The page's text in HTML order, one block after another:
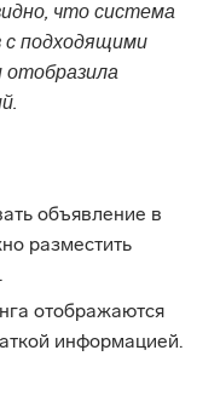
что система
с подходящими
отобразила
объявление в
разместить
отображаются
информацией.